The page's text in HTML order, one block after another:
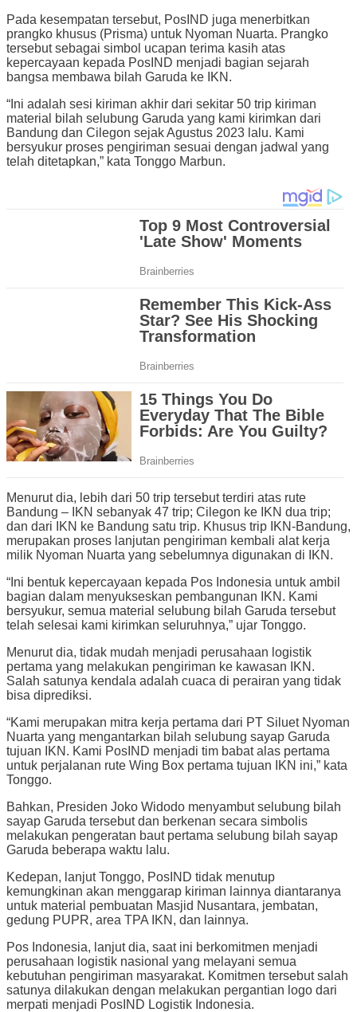
Pada kesempatan tersebut, PosIND juga menerbitkan
prangko khusus (Prisma) untuk Nyoman Nuarta. Prangko
tersebut sebagai simbol ucapan terima kasih atas
kepercayaan kepada PosIND menjadi bagian sejarah
bangsa membawa bilah Garuda ke IKN.
“Ini adalah sesi kiriman akhir dari sekitar 50 trip kiriman
material bilah selubung Garuda yang kami kirimkan dari
Bandung dan Cilegon sejak Agustus 2023 lalu. Kami
bersyukur proses pengiriman sesuai dengan jadwal yang
telah ditetapkan,” kata Tonggo Marbun.
Menurut dia, lebih dari 50 trip tersebut terdiri atas rute
Bandung – IKN sebanyak 47 trip; Cilegon ke IKN dua trip;
dan dari IKN ke Bandung satu trip. Khusus trip IKN-Bandung,
merupakan proses lanjutan pengiriman kembali alat kerja
milik Nyoman Nuarta yang sebelumnya digunakan di IKN.
“Ini bentuk kepercayaan kepada Pos Indonesia untuk ambil
bagian dalam menyukseskan pembangunan IKN. Kami
bersyukur, semua material selubung bilah Garuda tersebut
telah selesai kami kirimkan seluruhnya,” ujar Tonggo.
Menurut dia, tidak mudah menjadi perusahaan logistik
pertama yang melakukan pengiriman ke kawasan IKN.
Salah satunya kendala adalah cuaca di perairan yang tidak
bisa diprediksi.
“Kami merupakan mitra kerja pertama dari PT Siluet Nyoman
Nuarta yang mengantarkan bilah selubung sayap Garuda
tujuan IKN. Kami PosIND menjadi tim babat alas pertama
untuk perjalanan rute Wing Box pertama tujuan IKN ini,” kata
Tonggo.
Bahkan, Presiden Joko Widodo menyambut selubung bilah
sayap Garuda tersebut dan berkenan secara simbolis
melakukan pengeratan baut pertama selubung bilah sayap
Garuda beberapa waktu lalu.
Kedepan, lanjut Tonggo, PosIND tidak menutup
kemungkinan akan menggarap kiriman lainnya diantaranya
untuk material pembuatan Masjid Nusantara, jembatan,
gedung PUPR, area TPA IKN, dan lainnya.
Pos Indonesia, lanjut dia, saat ini berkomitmen menjadi
perusahaan logistik nasional yang melayani semua
kebutuhan pengiriman masyarakat. Komitmen tersebut salah
satunya dilakukan dengan melakukan pergantian logo dari
merpati menjadi PosIND Logistik Indonesia.